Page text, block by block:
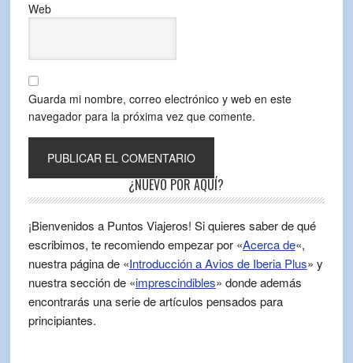
Web
Guarda mi nombre, correo electrónico y web en este
navegador para la próxima vez que comente.
¿NUEVO POR AQUÍ?
¡Bienvenidos a Puntos Viajeros! Si quieres saber de qué
escribimos, te recomiendo empezar por «Acerca de«,
nuestra página de «Introducción a Avios de Iberia Plus» y
nuestra sección de «imprescindibles» donde además
encontrarás una serie de artículos pensados para
principiantes.